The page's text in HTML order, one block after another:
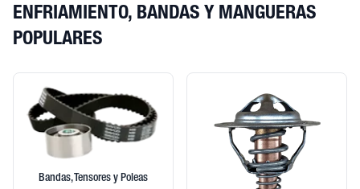
ENFRIAMIENTO, BANDAS Y MANGUERAS
POPULARES
Bandas, Tensores y Poleas